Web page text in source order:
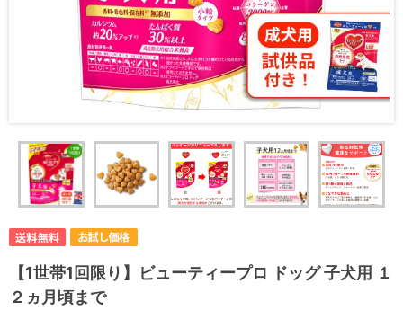
【1世帯1回限り】ビューティープロ ドッグ 子犬用 １
２ヵ月頃まで